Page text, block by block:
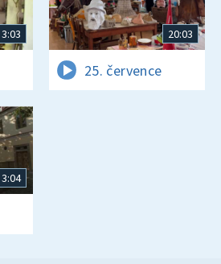
3:03 20:03
25. července
3:04